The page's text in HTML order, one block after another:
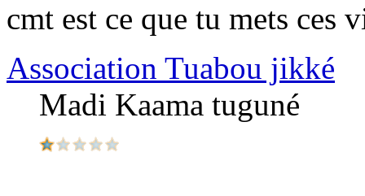
cmt est ce que tu mets ces
Association Tuabou jikké
Madi Kaama tuguné